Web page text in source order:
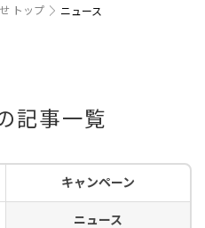
トップ ニュース
記事一覧
キャンペーン
ニュース